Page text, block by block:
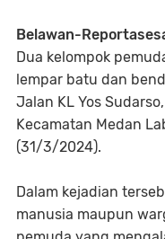
Belawan-
Dua kelompok
lempar batu dan
Jalan KL Yos
Kecamatan Medan
(31/3/2024).
Dalam kejadian
manusia maupun